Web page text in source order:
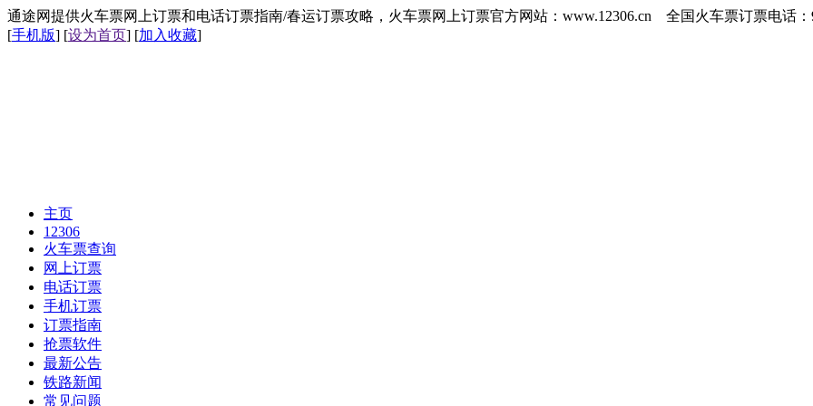
通途网提供火车票网上订票和电话订票指南/春运订票攻略，火车票网上订票官方网站：www.12306.cn 全国火车票订票电话：
[手机版] [设为首页] [加入收藏]
主页
12306
火车票查询
网上订票
电话订票
手机订票
订票指南
抢票软件
最新公告
铁路新闻
常见问题